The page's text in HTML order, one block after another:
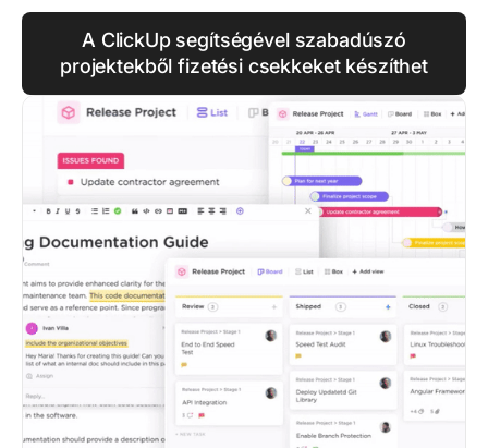
A ClickUp segítségével szabadúszó
projektekből fizetési csekkeket készíthet